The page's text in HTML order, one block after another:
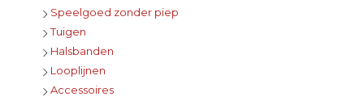
Speelgoed zonder piep
Tuigen
Halsbanden
Looplijnen
Accessoires